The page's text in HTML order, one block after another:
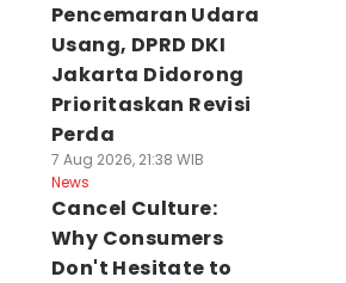
Pencemaran Udara
Usang, DPRD DKI
Jakarta Didorong
Prioritaskan Revisi
Perda
7 Aug 2026, 21:38 WIB
News
Cancel Culture:
Why Consumers
Don't Hesitate to